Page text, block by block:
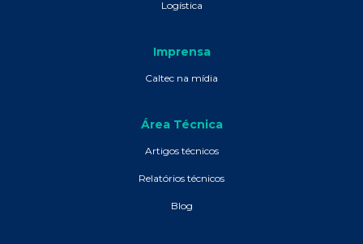
Logística
Imprensa
Caltec na mídia
Área Técnica
Artigos técnicos
Relatórios técnicos
Blog